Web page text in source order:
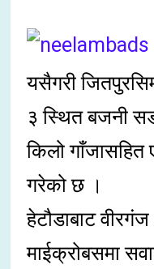
यसैगरी
३ स्थित बजनी
किलो
गरेको छ ।
हेटौडाबाट
माईक्रोबसमा